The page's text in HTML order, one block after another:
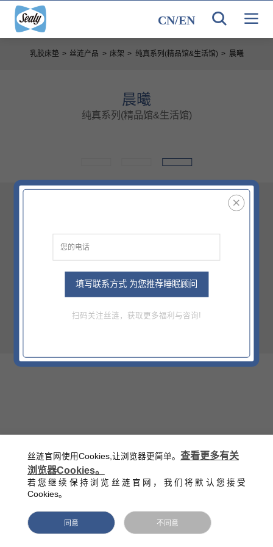
CN/EN
乳胶床垫 > 丝涟产品 > 床架 > 纯真系列(精品馆&生活馆) > 晨曦
晨曦
纯真系列(精品馆&生活馆)
*以上仅为部分信息，详情门（网）点了解
价格
官方零售指导价（该价格不含底床）
填写联系方式 为您推荐睡眠顾问
扫码关注丝涟，获取更多福利与咨询!
丝涟官网使用Cookies,让浏览器更简单。 查看更多有关
浏览器Cookies。
若您继续保持浏览丝涟官网，我们将默认您接受
Cookies。
同意 不同意